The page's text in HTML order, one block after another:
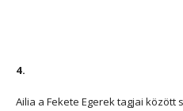
4.
Ailia a Fekete Egerek tagjai között